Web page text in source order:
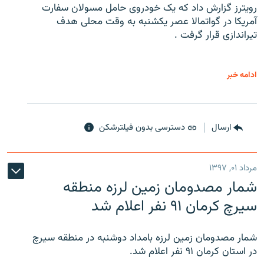
رویترز گزارش داد که یک خودروی حامل مسولان سفارت
آمریکا در گواتمالا عصر یکشنبه به وقت محلی هدف
تیراندازی قرار گرفت .
ادامه خبر
ارسال دسترسی بدون فیلترشکن
مرداد ۰۱, ۱۳۹۷
شمار مصدومان زمین لرزه منطقه
سیرچ کرمان ۹۱ نفر اعلام شد
شمار مصدومان زمین لرزه بامداد دوشنبه در منطقه سیرچ
در استان کرمان ۹۱ نفر اعلام شد.